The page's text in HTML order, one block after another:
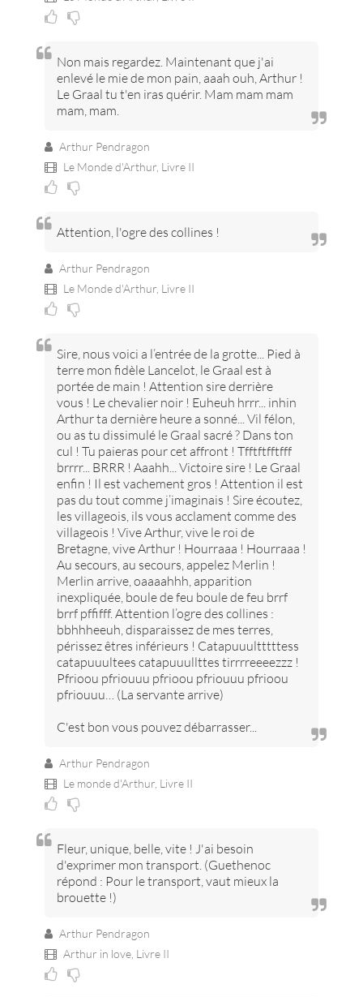
Non mais regardez. Maintenant que j'ai
enlevé le mie de mon pain, aaah ouh, Arthur !
Le Graal tu t'en iras quérir. Mam mam mam
mam, mam.
Arthur Pendragon
Le Monde d'Arthur, Livre II
Attention, l'ogre des collines !
Arthur Pendragon
Le Monde d'Arthur, Livre II
Sire, nous voici a l’entrée de la grotte... Pied à
terre mon fidèle Lancelot, le Graal est à
portée de main ! Attention sire derrière
vous ! Le chevalier noir ! Euheuh hrrr... inhin
Arthur ta dernière heure a sonné... Vil félon,
ou as tu dissimulé le Graal sacré ? Dans ton
cul ! Tu paieras pour cet affront ! Tfftftfftfff
brrrr... BRRR ! Aaahh... Victoire sire ! Le Graal
enfin ! Il est vachement gros ! Attention il est
pas du tout comme j’imaginais ! Sire écoutez,
les villageois, ils vous acclament comme des
villageois ! Vive Arthur, vive le roi de
Bretagne, vive Arthur ! Hourraaa ! Hourraaa !
Au secours, au secours, appelez Merlin !
Merlin arrive, oaaaahhh, apparition
inexpliquée, boule de feu boule de feu brrf
brrf pffifff. Attention l’ogre des collines :
bbhhheeuh, disparaissez de mes terres,
périssez êtres inférieurs ! Catapuuultttttess
catapuuultees catapuuullttes tirrrreeeezzz !
Pfrioou pfriouuu pfrioou pfriouuu pfrioou
pfriouuu… (La servante arrive)
C'est bon vous pouvez débarrasser...
Arthur Pendragon
Le monde d'Arthur, Livre II
Fleur, unique, belle, vite ! J'ai besoin
d'exprimer mon transport. (Guethenoc
répond : Pour le transport, vaut mieux la
brouette !)
Arthur Pendragon
Arthur in love, Livre II